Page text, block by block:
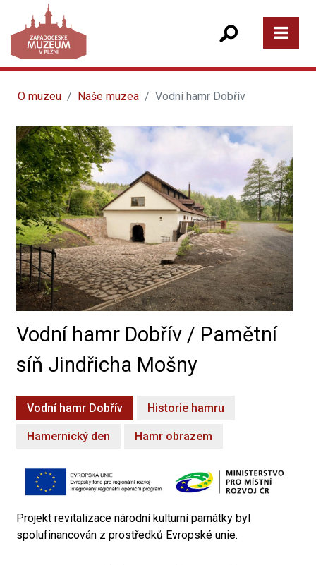
O muzeu Naše muzea Vodní hamr Dobřív
Vodní hamr Dobřív / Pamětní
síň Jindřicha Mošny
Vodní hamr Dobřív Historie hamru
Hamernický den Hamr obrazem
Projekt revitalizace národní kulturní památky byl
spolufinancován z prostředků Evropské unie.